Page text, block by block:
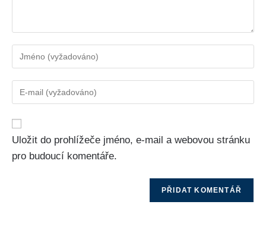
Uložit do prohlížeče jméno, e-mail a webovou stránku
pro budoucí komentáře.